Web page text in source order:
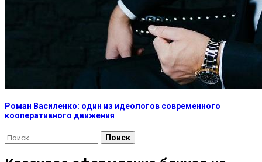
Роман Василенко: один из идеологов современного
кооперативного движения
Найти: